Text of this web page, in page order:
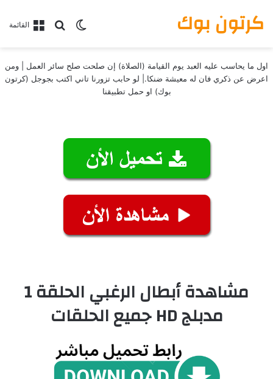
القائمةبحث عن
الوضع المظلم كرتون بوك
اول ما يحاسب عليه العبد يوم القيامة (الصلاة) إن صلحت صلح سائر العمل | ومن
اعرض عن ذكري فان له معيشة ضنكا.| لو حابب تزورنا تاني اكتب بجوجل (كرتون
بوك) او حمل تطبيقنا
مشاهدة أبطال الرغبي الحلقة 1
مدبلج HD جميع الحلقات